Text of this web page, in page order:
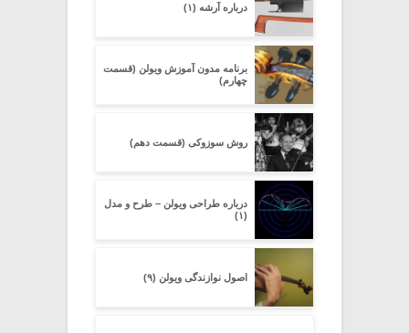
درباره آرشه (۱)
برنامه مدون آموزش ویولن (قسمت
چهارم)
روش سوزوکی (قسمت دهم)
درباره طراحی ویولن – طرح و مدل
(۱)
اصول نوازندگی ویولن (۹)